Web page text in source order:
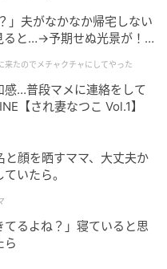
ースの落ち着いた配
り入れやすそうです。
インシルエットで、上
トのトップスにもオ
わせやすいのも嬉しい
スカート
」夫がなかなか帰宅しない
ると…→予期せぬ光景が！
た
来たのでメチャクチャにしてやった
感…普段マメに連絡をして
【され妻なつこ Vol.1】
顔を晒すママ、大丈夫か
いたら。
るよね？」寝ていると思
ら